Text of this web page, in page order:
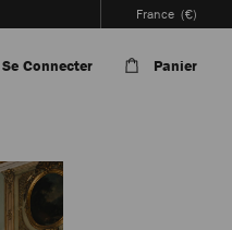
France (€)
Se Connecter Panier